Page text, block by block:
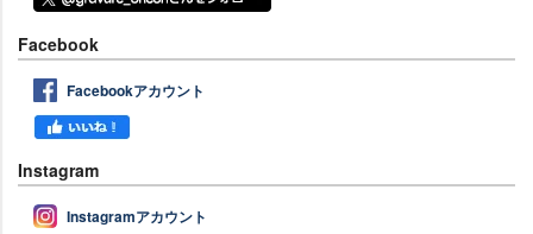
Facebook
Facebookアカウント
Instagram
Instagramアカウント